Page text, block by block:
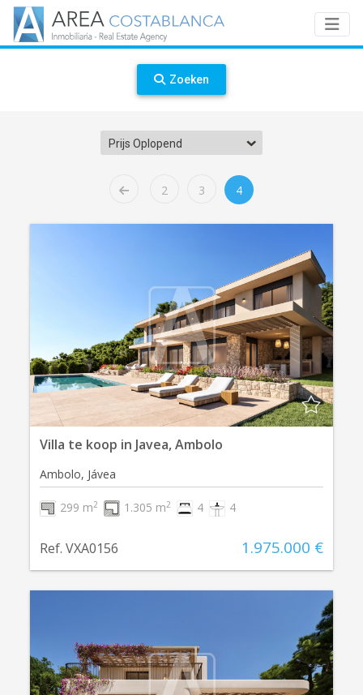
Zoeken
Prijs Oplopend
2 3 4
Villa te koop in Javea, Ambolo
Ambolo, Jávea
299 m2 1.305 m2 4 4
Ref. VXA0156 1.975.000 €